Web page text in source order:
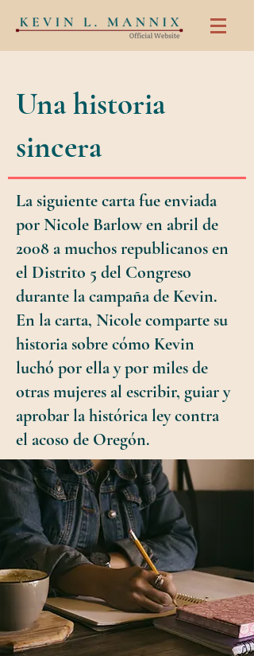
Una historia
sincera
La siguiente carta fue enviada
por Nicole Barlow en abril de
2008 a muchos republicanos en
el Distrito 5 del Congreso
durante la campaña de Kevin.
En la carta, Nicole comparte su
historia sobre cómo Kevin
luchó por ella y por miles de
otras mujeres al escribir, guiar y
aprobar la histórica ley contra
el acoso de Oregón.